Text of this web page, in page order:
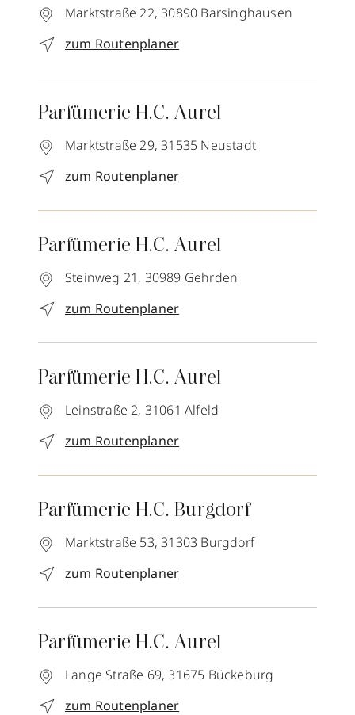
Marktstraße 22, 30890 Barsinghausen
zum Routenplaner
Parfümerie H.C. Aurel
Marktstraße 29, 31535 Neustadt
zum Routenplaner
Parfümerie H.C. Aurel
Steinweg 21, 30989 Gehrden
zum Routenplaner
Parfümerie H.C. Aurel
Leinstraße 2, 31061 Alfeld
zum Routenplaner
Parfümerie H.C. Burgdorf
Marktstraße 53, 31303 Burgdorf
zum Routenplaner
Parfümerie H.C. Aurel
Lange Straße 69, 31675 Bückeburg
zum Routenplaner